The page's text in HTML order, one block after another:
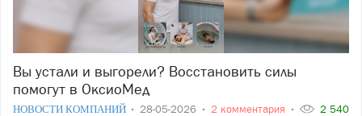
Вы устали и выгорели? Восстановить силы
помогут в ОксиоМед
НОВОСТИ КОМПАНИЙ 28-05-2026 2 комментария
2 540